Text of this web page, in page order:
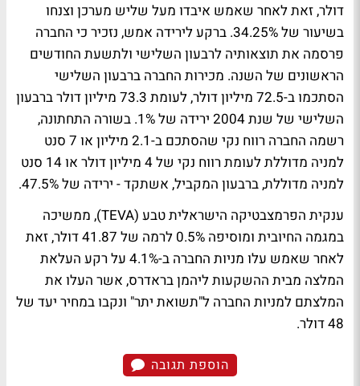
דולר, זאת לאחר שאמש איבדו מעל שליש מערכן וצנחו
בשיעור של 34.25%. ברקע לירידה אמש, נזכיר כי החברה
פרסמה את תוצאותיה לרבעון השלישי ולתשעת החודשים
הראשונים של השנה. מכירות החברה ברבעון השלישי
הסתכמו ב-72.5 מיליון דולר, לעומת 73.3 מיליון דולר ברבעון
השלישי של שנת 2004 ירידה של 1%. בשורה התחתונה,
רשמה החברה רווח נקי שהסתכם ב-2.1 מיליון או 7 סנט
למניה מדוללת לעומת רווח נקי של 4 מיליון דולר או 14 סנט
למניה מדוללת, ברבעון המקביל, אשתקד - ירידה של 47.5%.
ענקית הפרמצבטיקה הישראלית טבע (TEVA), ממשיכה
במגמה החיובית ומוסיפה 0.5% לרמה של 41.87 דולר, זאת
לאחר שאמש עלו מניות החברה ב-4.1% על רקע העלאת
המלצה מבית ההשקעות ליהמן בראדרס, אשר העלו את
המלצתם למניות החברה ל"תשואת יתר" ונקבו במחיר יעד של
48 דולר.
הוספת תגובה